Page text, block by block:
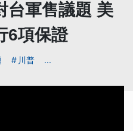
台軍售議題 美
6項保證
川普 ...